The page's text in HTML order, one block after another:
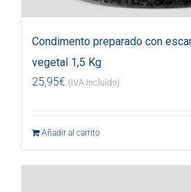
Condimento preparado con
vegetal 1,5 Kg
25,95€ (IVA incluido)
Añadir al carrito